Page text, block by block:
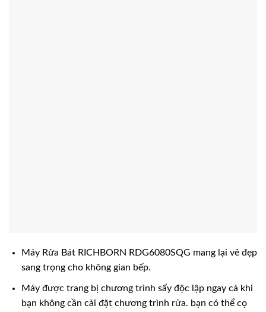
Máy Rửa Bát RICHBORN RDG6080SQG mang lại vẻ đẹp
sang trọng cho không gian bếp.
Máy được trang bị chương trình sấy độc lập ngay cả khi
bạn không cần cài đặt chương trình rửa. bạn có thể cọ